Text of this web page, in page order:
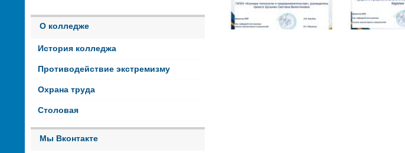
О колледже
История колледжа
Противодействие экстремизму
Охрана труда
Столовая
Мы Вконтакте